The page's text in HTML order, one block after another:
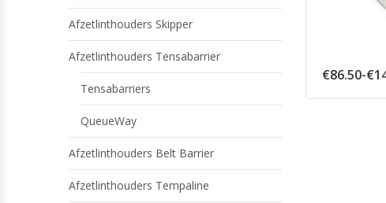
€86.50-€
Afzetlinthouders Skipper
Afzetlinthouders Tensabarrier
Tensabarriers
QueueWay
Afzetlinthouders Belt Barrier
Afzetlinthouders Tempaline